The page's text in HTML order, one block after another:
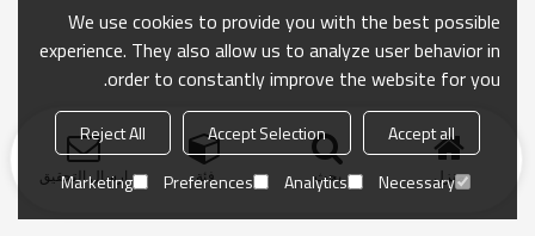
منزل بحث فئة ارسال التحقيق
We use cookies to provide you with the best possible
experience. They also allow us to analyze user behavior in
order to constantly improve the website for you.
Accept all
Accept Selection
Reject All
Necessary
Analytics
Preferences
Marketing